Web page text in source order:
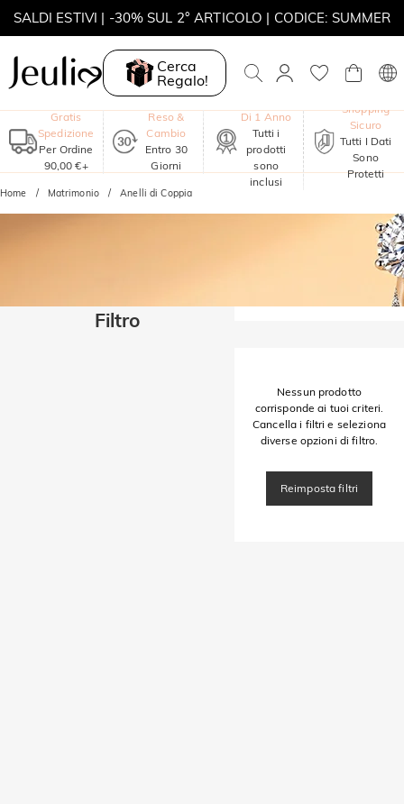
SALDI ESTIVI | -30% SUL 2° ARTICOLO | CODICE: SUMMER
MOVE MY WAY | ACQUISTA 3, COLLANA IN REGALO
Cerca
Regalo!
Gratis
Spedizione
Per Ordine
90,00 €+
Reso &
Cambio
Entro 30
Giorni
Di 1 Anno
Tutti i
prodotti
sono
inclusi
Shopping
Sicuro
Tutti I Dati
Sono
Protetti
Home Matrimonio Anelli di Coppia
Filtro
Nessun prodotto
corrisponde ai tuoi criteri.
Cancella i filtri e seleziona
diverse opzioni di filtro.
Reimposta filtri